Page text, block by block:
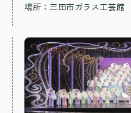
場所： 三田市ガラス工芸館